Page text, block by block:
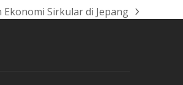
Sirkular di Jepang